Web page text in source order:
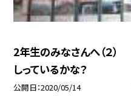
2年生のみなさんへ（２
しっているかな？
公開日 2020/05/14